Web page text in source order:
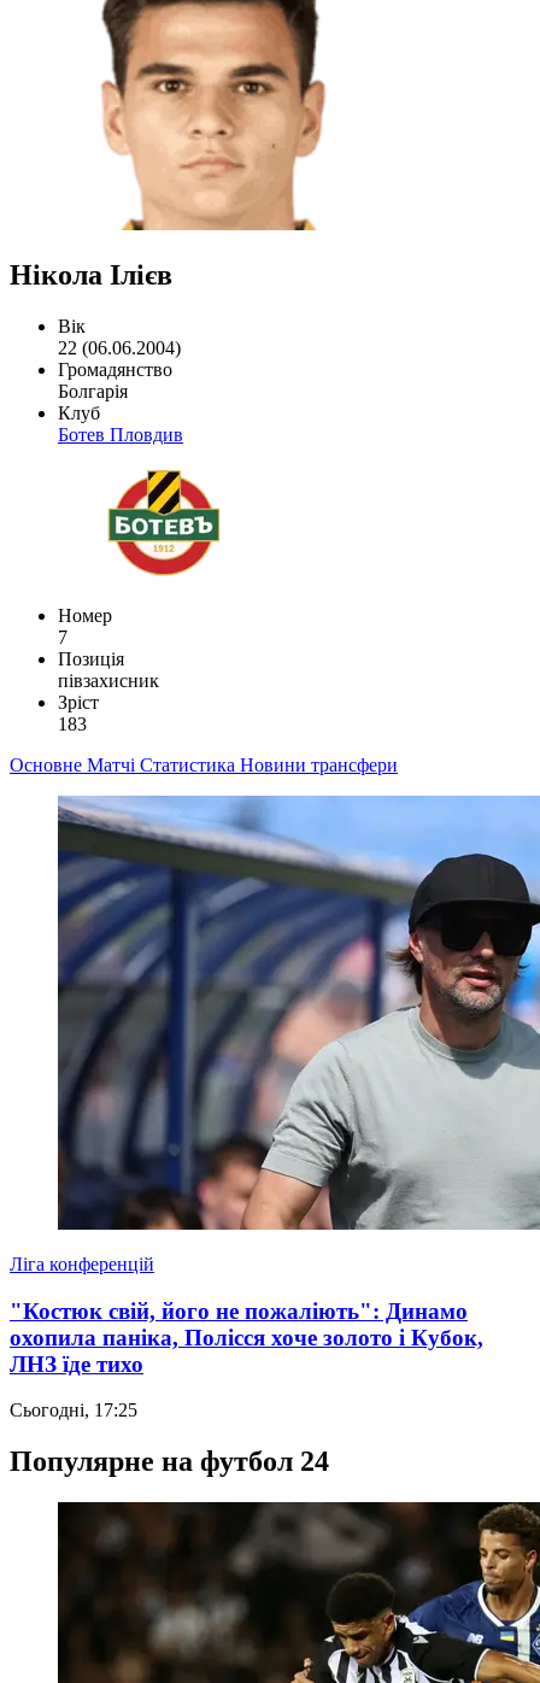
Нікола Ілієв
Вік
22 (06.06.2004)
Громадянство
Болгарія
Клуб
Ботев Пловдив
Номер
7
Позиція
півзахисник
Зріст
183
Основне Матчі Статистика Новини трансфери
Ліга конференцій
"Костюк свій, його не пожаліють": Динамо
охопила паніка, Полісся хоче золото і Кубок,
ЛНЗ їде тихо
Сьогодні, 17:25
Популярне на футбол 24